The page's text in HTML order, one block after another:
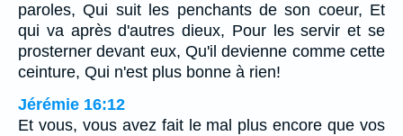
paroles, Qui suit les penchants de son coeur, Et
qui va après d'autres dieux, Pour les servir et se
prosterner devant eux, Qu'il devienne comme cette
ceinture, Qui n'est plus bonne à rien!
Jérémie 16:12
Et vous, vous avez fait le mal plus encore que vos